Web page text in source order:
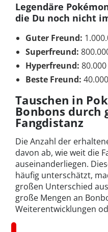
Legendäre
die Du noch nicht
Guter Freund:
Superfreund:
Hyperfreund:
Beste Freund:
Tauschen in
Bonbons durch
Fangdistanz
Die Anzahl der
davon ab, wie weit die
auseinanderliegen.
häufig unterschätzt,
großen Unterschied
große Mengen an
Weiterentwicklungen